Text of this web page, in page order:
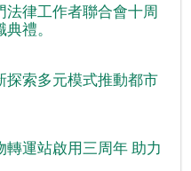
律工作者聯合會十周
禮。
索多元模式推動都市
運站啟用三周年 助力